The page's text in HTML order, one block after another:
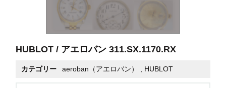
HUBLOT / アエロバン 311.SX.1170.RX
カテゴリー aeroban（アエロバン） , HUBLOT